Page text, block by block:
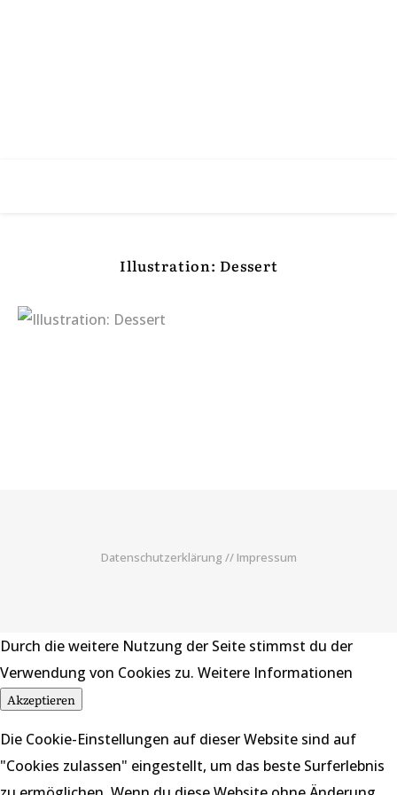
Illustration: Dessert
Datenschutzerklärung // Impressum
Durch die weitere Nutzung der Seite stimmst du der
Verwendung von Cookies zu. Weitere Informationen
Akzeptieren
Die Cookie-Einstellungen auf dieser Website sind auf
"Cookies zulassen" eingestellt, um das beste Surferlebnis